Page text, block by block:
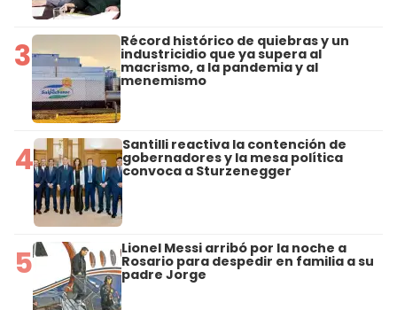
3 Récord histórico de quiebras y un
industricidio que ya supera al
macrismo, a la pandemia y al
menemismo
4 Santilli reactiva la contención de
gobernadores y la mesa política
convoca a Sturzenegger
5 Lionel Messi arribó por la noche a
Rosario para despedir en familia a su
padre Jorge